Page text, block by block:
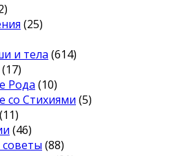
(25)
и тела (614)
(17)
Рода (10)
со Стихиями (5)
(11)
(46)
(88)